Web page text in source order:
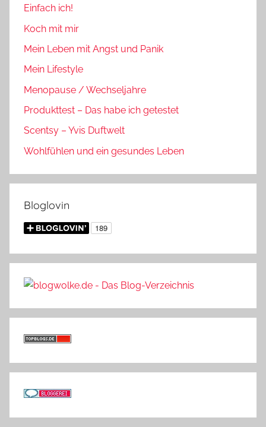
Einfach ich!
Koch mit mir
Mein Leben mit Angst und Panik
Mein Lifestyle
Menopause / Wechseljahre
Produkttest – Das habe ich getestet
Scentsy – Yvis Duftwelt
Wohlfühlen und ein gesundes Leben
Bloglovin